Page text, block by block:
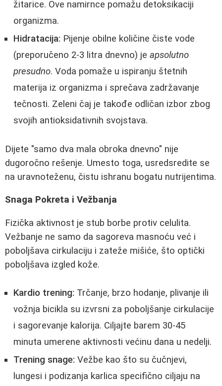
žitarice. Ove namirnce pomažu detoksikaciji
organizma.
Hidratacija: Pijenje obilne količine čiste vode
(preporučeno 2-3 litra dnevno) je apsolutno
presudno. Voda pomaže u ispiranju štetnih
materija iz organizma i sprečava zadržavanje
tečnosti. Zeleni čaj je takođe odličan izbor zbog
svojih antioksidativnih svojstava.
Dijete "samo dva mala obroka dnevno" nije
dugoročno rešenje. Umesto toga, usredsredite se
na uravnoteženu, čistu ishranu bogatu nutrijentima.
Snaga Pokreta i Vežbanja
Fizička aktivnost je stub borbe protiv celulita.
Vežbanje ne samo da sagoreva masnoću već i
poboljšava cirkulaciju i zateže mišiće, što optički
poboljšava izgled kože.
Kardio trening: Trčanje, brzo hodanje, plivanje ili
vožnja bicikla su izvrsni za poboljšanje cirkulacije
i sagorevanje kalorija. Ciljajte barem 30-45
minuta umerene aktivnosti većinu dana u nedelji.
Trening snage: Vežbe kao što su čučnjevi,
lungesi i podizanja karlica specifično ciljaju na